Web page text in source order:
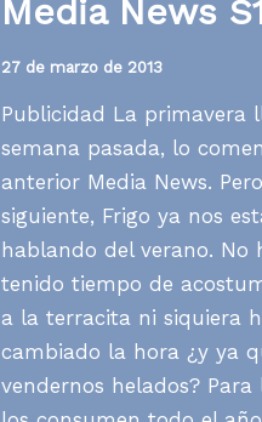
Media News
27 de marzo de 2013
Publicidad La primavera
semana pasada, lo
anterior Media News.
siguiente, Frigo ya nos
hablando del verano. No
tenido tiempo de
a la terracita ni siquiera
cambiado la hora ¿y ya
vendernos helados? Para